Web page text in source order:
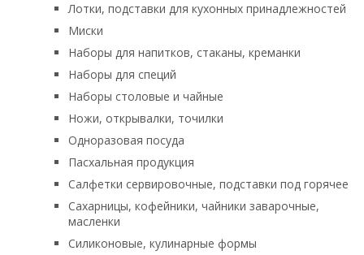
Лотки, подставки для кухонных принадлежностей
Миски
Наборы для напитков, стаканы, креманки
Наборы для специй
Наборы столовые и чайные
Ножи, открывалки, точилки
Одноразовая посуда
Пасхальная продукция
Салфетки сервировочные, подставки под горячее
Сахарницы, кофейники, чайники заварочные,
масленки
Силиконовые, кулинарные формы